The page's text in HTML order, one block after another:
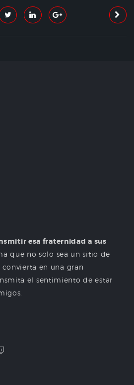
esa fraternidad a sus
que no solo sea un sitio de
en una gran
el sentimiento de estar